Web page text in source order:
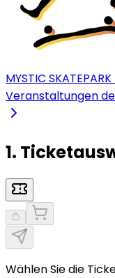
MYSTIC
Veranstaltungen
1.
Wählen Sie die